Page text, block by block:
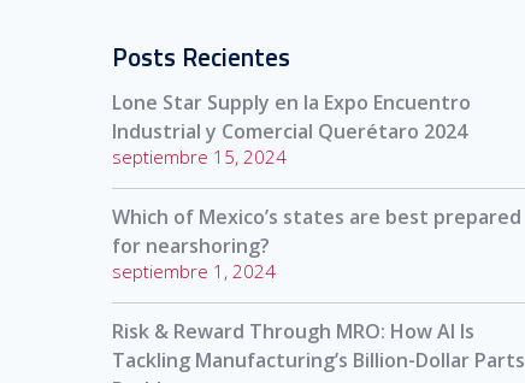
Posts Recientes
Lone Star Supply en la Expo Encuentro
Industrial y Comercial Querétaro 2024
septiembre 15, 2024
Which of Mexico’s states are best prepared
for nearshoring?
septiembre 1, 2024
Risk & Reward Through MRO: How AI Is
Tackling Manufacturing’s Billion-Dollar Parts